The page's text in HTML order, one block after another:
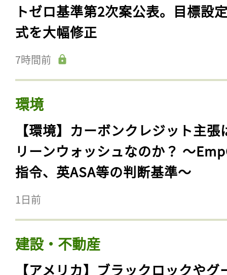
トゼロ基準第2次案公表。目標設
式を大幅修正
7時間前
環境
【環境】カーボンクレジット主張
リーンウォッシュなのか？ 〜
指令、英ASA等の判断基準〜
1日前
建設・不動産
【アメリカ】ブラックロックやグ